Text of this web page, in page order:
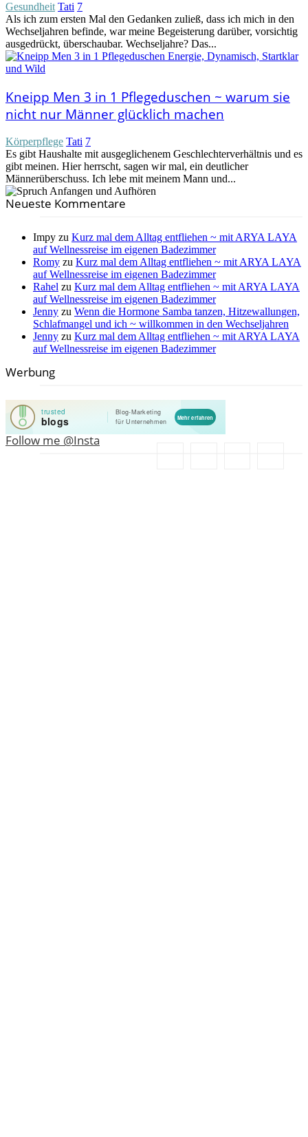
Gesundheit Tati 7
Als ich zum ersten Mal den Gedanken zuließ, dass ich mich in den
Wechseljahren befinde, war meine Begeisterung darüber, vorsichtig
ausgedrückt, überschaubar. Wechseljahre? Das...
Kneipp Men 3 in 1 Pflegeduschen ~ warum sie
nicht nur Männer glücklich machen
Körperpflege Tati 7
Es gibt Haushalte mit ausgeglichenem Geschlechterverhältnis und es
gibt meinen. Hier herrscht, sagen wir mal, ein deutlicher
Männerüberschuss. Ich lebe mit meinem Mann und...
Neueste Kommentare
Impy zu Kurz mal dem Alltag entfliehen ~ mit ARYA LAYA
auf Wellnessreise im eigenen Badezimmer
Romy zu Kurz mal dem Alltag entfliehen ~ mit ARYA LAYA
auf Wellnessreise im eigenen Badezimmer
Rahel zu Kurz mal dem Alltag entfliehen ~ mit ARYA LAYA
auf Wellnessreise im eigenen Badezimmer
Jenny zu Wenn die Hormone Samba tanzen, Hitzewallungen,
Schlafmangel und ich ~ willkommen in den Wechseljahren
Jenny zu Kurz mal dem Alltag entfliehen ~ mit ARYA LAYA
auf Wellnessreise im eigenen Badezimmer
Werbung
Follow me @Insta